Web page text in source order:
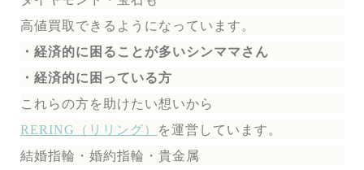
高値買取できるようになっています。
・経済的に困ることが多いシンママさん
・経済的に困っている方
これらの方を助けたい想いから
RERING（リリング）
を運営しています。
結婚指輪・婚約指輪・貴金属